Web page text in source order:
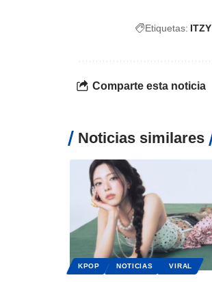
Etiquetas: ITZY
Comparte esta noticia
Noticias similares
KPOP NOTICIAS VIRAL